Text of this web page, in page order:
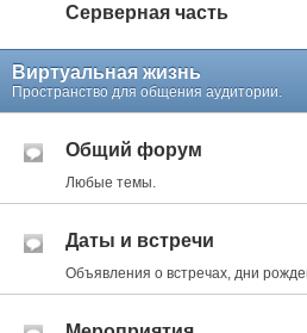
Серверная часть
Виртуальная жизнь
Пространство для общения аудитории.
Общий форум
Любые темы.
Даты и встречи
Объявления о встречах, дни